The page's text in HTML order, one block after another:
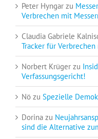
Peter Hyngar zu
Verbrechen mit
Claudia Gabriele
Tracker für
Norbert Krüger zu
Verfassungsgericht!
Nö zu Spezielle
Dorina zu
sind die Alternative